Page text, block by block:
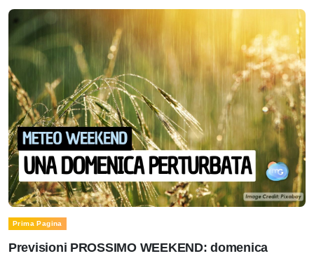
Prima Pagina
Previsioni PROSSIMO WEEKEND: domenica